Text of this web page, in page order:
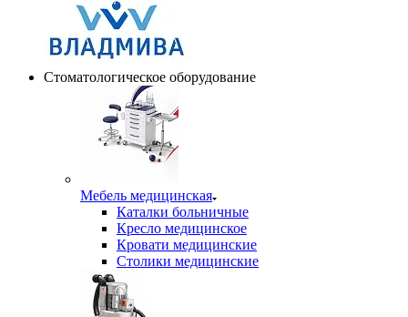
Стоматологическое оборудование
Мебель медицинская
Каталки больничные
Кресло медицинское
Кровати медицинские
Столики медицинские